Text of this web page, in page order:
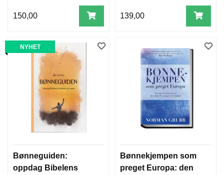
150,00 139,00
NYHET
Bønneguiden:
oppdag Bibelens
Bønnekjempen som
preget Europa: den